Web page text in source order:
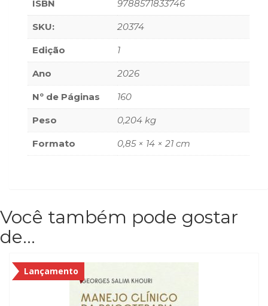
Televisão
Temas
africanos
(30)
Terapia
Ocupacional
(21)
Treinamento
e
RH
(32)
ISBN 9788571833746
SKU: 20374
Edição 1
Ano 2026
Nº de Páginas 160
Peso 0,204 kg
Formato 0,85 × 14 × 21 cm
Você também pode gostar
de…
Lançamento